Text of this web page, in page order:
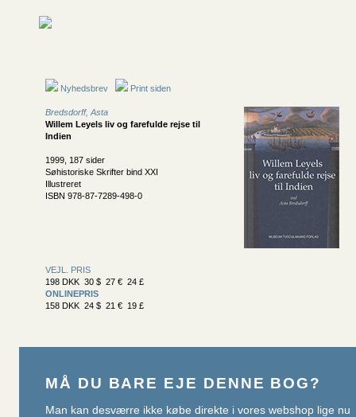
Nyhedsbrev Print siden
Bredsdorff, Asta
Willem Leyels liv og farefulde rejse til
Indien
1999, 187 sider
Søhistoriske Skrifter bind XXI
Illustreret
ISBN 978-87-7289-498-0
VEJL. PRIS
198 DKK 30 $ 27 € 24 £
ONLINEPRIS
158 DKK 24 $ 21 € 19 £
MÅ DU BARE EJE DENNE BOG?
Man kan desværre ikke købe direkte i vores webshop lige nu